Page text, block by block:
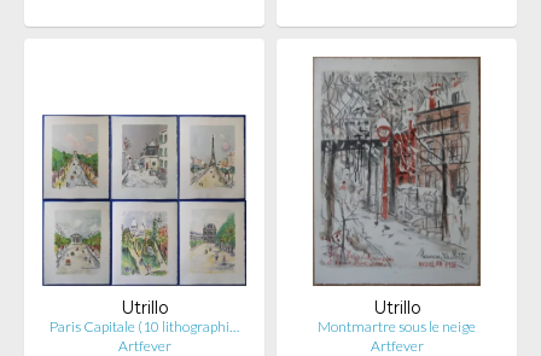
Utrillo
Paris Capitale (10 lithographi…
Artfever
Utrillo
Montmartre sous le neige
Artfever